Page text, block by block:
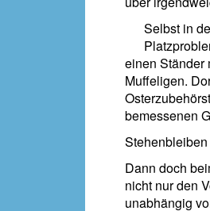
Selbst in
einen Ständer
Muffeligen.
bemessenen
Dann doch
nicht nur den
unabhängig